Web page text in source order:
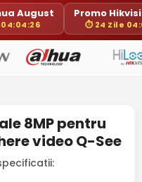
August Promo
⏱ 24 Zile
8MP pentru
video Q-See